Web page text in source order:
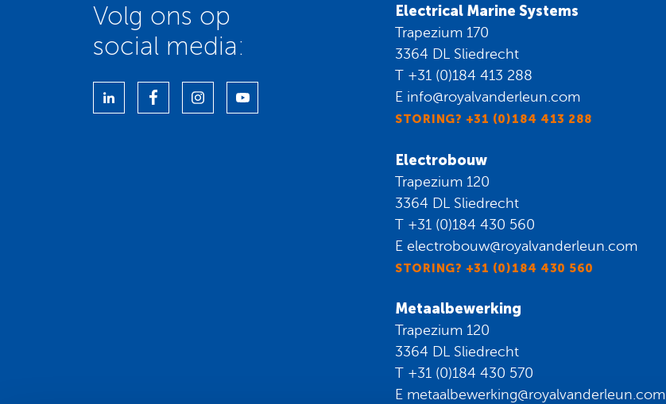
Volg ons op
social media:
Electrical Marine Systems
Trapezium 170
3364 DL Sliedrecht
T +31 (0)184 413 288
E info@royalvanderleun.com
STORING? +31 (0)184 413 288
Electrobouw
Trapezium 120
3364 DL Sliedrecht
T +31 (0)184 430 560
E electrobouw@royalvanderleun.com
STORING? +31 (0)184 430 560
Metaalbewerking
Trapezium 120
3364 DL Sliedrecht
T +31 (0)184 430 570
E metaalbewerking@royalvanderleun.com